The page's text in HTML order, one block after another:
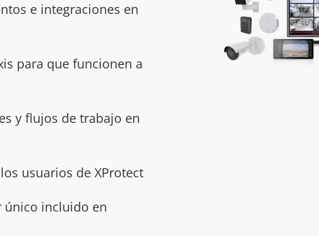
e integraciones en
para que funcionen a
y flujos de trabajo en
usuarios de XProtect
único incluido en